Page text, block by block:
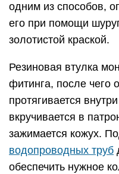
одним из способов,
его при помощи
золотистой краской.
Резиновая втулка
фитинга, после чего
протягивается
вкручивается в
зажимается кожух.
водопроводных труб
обеспечить нужное